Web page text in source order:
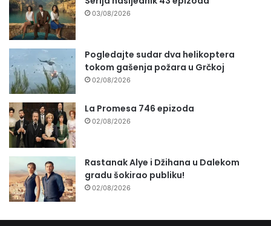
03/08/2026
Pogledajte sudar dva helikoptera
tokom gašenja požara u Grčkoj
02/08/2026
La Promesa 746 epizoda
02/08/2026
Rastanak Alye i Džihana u Dalekom
gradu šokirao publiku!
02/08/2026